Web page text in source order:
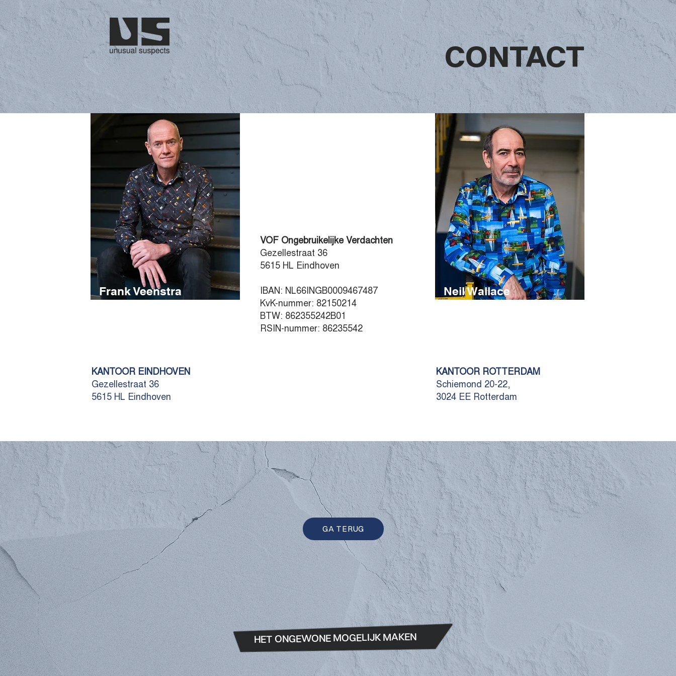
CONTACT
Frank Veenstra
VOF Ongebruikelijke Verdachten
Gezellestraat 36
5615 HL Eindhoven
IBAN: NL66INGB0009467487
KvK-nummer: 82150214
BTW: 862355242B01
RSIN-nummer: 86235542
Neil Wallace
KANTOOR EINDHOVEN
Gezellestraat 36
5615 HL Eindhoven
KANTOOR ROTTERDAM
Schiemond 20-22,
3024 EE Rotterdam
GA TERUG
HET ONGEWONE MOGELIJK MAKEN